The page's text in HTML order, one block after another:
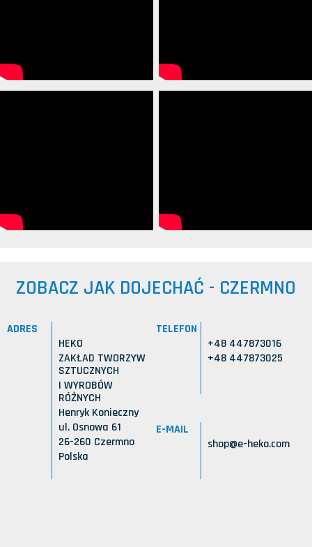
ZOBACZ JAK DOJECHAĆ - CZERMNO
ADRES
HEKO
ZAKŁAD TWORZYW
SZTUCZNYCH
I WYROBÓW
RÓŻNYCH
Henryk Konieczny
ul. Osnowa 61
26-260 Czermno
Polska
TELEFON
+48 447873016
+48 447873025
E-MAIL
shop@e-heko.com